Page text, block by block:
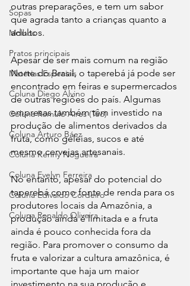
Sopas
Molhos
Pratos principais
Matérias Especiais
Coluna Diego Alvino
Coluna Rômulo Aires (Téo)
Coluna Arturo Báez
Coluna Kenny Nogueira
Coluna Evelyn Ferreira
Coluna Edivaldo Cordeiro
Coluna Ronaldo Oliveira
outras preparações, e tem um sabor
que agrada tanto a crianças quanto a
adultos.
Apesar de ser mais comum na região
Norte do Brasil, o taperebá já pode ser
encontrado em feiras e supermercados
de outras regiões do país. Algumas
empresas também têm investido na
produção de alimentos derivados da
fruta, como geleias, sucos e até
mesmo cervejas artesanais.
No entanto, apesar do potencial do
taperebá como fonte de renda para os
produtores locais da Amazônia, a
produção ainda é limitada e a fruta
ainda é pouco conhecida fora da
região. Para promover o consumo da
fruta e valorizar a cultura amazônica, é
importante que haja um maior